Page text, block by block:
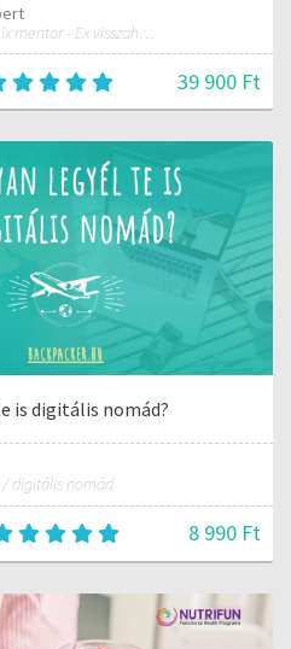
Coach - Főnix mentor - Ex visszahódítás specialista
39 900 Ft
is digitális nomád?
digitális nomád
8 990 Ft